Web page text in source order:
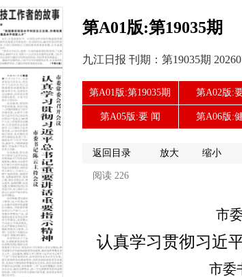
第A01版:第19035期
九江日报 刊期：第19035期
第A01版:第19035期 第A02版:
第A05版:要 闻 第A06版:
返回目录 放大 缩小
阅读 226
市
认真学习贯彻习近
市委